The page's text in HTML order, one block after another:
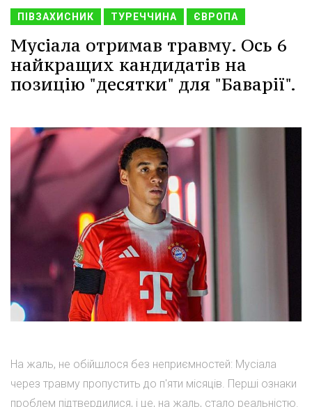
ПІВЗАХИСНИК ТУРЕЧЧИНА ЄВРОПА
Мусіала отримав травму. Ось 6
найкращих кандидатів на
позицію "десятки" для "Баварії".
На жаль, не обійшлося без неприємностей: Мусіала
через травму пропустить до п'яти місяців. Перші ознаки
проблем підтвердилися, і це, на жаль, стало реальністю.